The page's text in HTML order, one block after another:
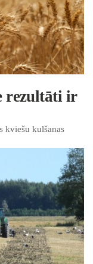
rezultāti ir
kviešu kulšanas